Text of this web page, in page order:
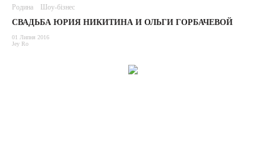
Родина Шоу-бізнес
СВАДЬБА ЮРИЯ НИКИТИНА И ОЛЬГИ ГОРБАЧЕВОЙ
01 Липня 2016
Jey Ro